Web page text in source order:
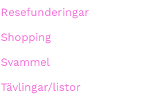
Resefunderingar
Shopping
Svammel
Tävlingar/listor